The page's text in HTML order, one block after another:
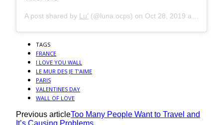
A post shared by Lu' (@luna.ocps) on Oct 28, 2019 at 12:45pm PDT
TAGS
FRANCE
I LOVE YOU WALL
LE MUR DES JE T’AIME
PARIS
VALENTINES DAY
WALL OF LOVE
Previous articleToo Many People Want to Travel and
It’s Causing Problems